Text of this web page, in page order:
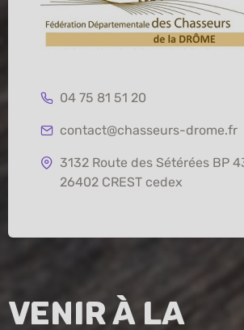
04 75 81 51 20
contact@chasseurs-drome.fr
3132 Route des Sétérées BP
26402 CREST cedex
Venir à la